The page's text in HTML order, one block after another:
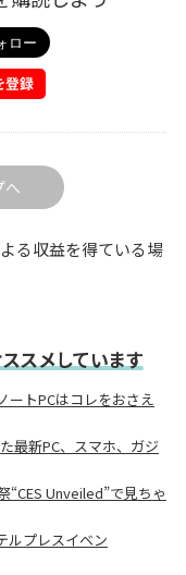
へ
る収益を得ている場
スメしています
トPCはコレをおさえ
最新PC、スマホ、ガジ
“CES Unveiled”で見ちゃ
ルプレスイベン